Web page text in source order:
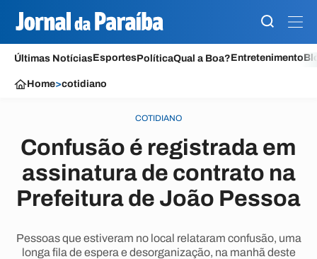
Últimas NotíciasEsportesPolíticaQual a Boa?Entretenimento
Home>cotidiano
COTIDIANO
Confusão é registrada em
assinatura de contrato na
Prefeitura de João Pessoa
Pessoas que estiveram no local relataram confusão, uma
longa fila de espera e desorganização, na manhã deste